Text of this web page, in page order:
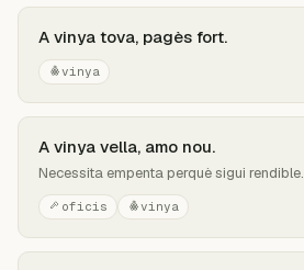
A vinya tova, pagès fort.
vinya
A vinya vella, amo nou.
Necessita empenta perquè sigui rendible.
oficis vinya